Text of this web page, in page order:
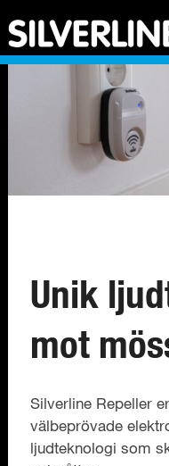
Unik
mot
Silverline Repeller
välbeprövade
ljudteknologi som